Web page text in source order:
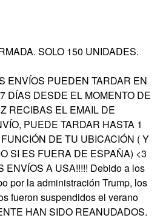
SOLO 150 UNIDADES.
ENVÍOS PUEDEN TARDAR EN
DÍAS DESDE EL MOMENTO DE
RECIBAS EL EMAIL DE
PUEDE TARDAR HASTA 1
DE TU UBICACIÓN ( Y
SI ES FUERA DE ESPAÑA) <3
ENVÍOS A USA!!!!! Debido a los
por la administración Trump, los
fueron suspendidos el verano
HAN SIDO REANUDADOS.